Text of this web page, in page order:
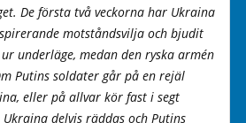
De första två veckorna har Ukraina
motståndsvilja och bjudit
underläge, medan den ryska armén
Putins soldater går på en rejäl
eller på allvar kör fast i segt
delvis räddas och Putins